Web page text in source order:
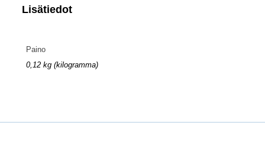
Lisätiedot
Paino
0,12 kg (kilogramma)